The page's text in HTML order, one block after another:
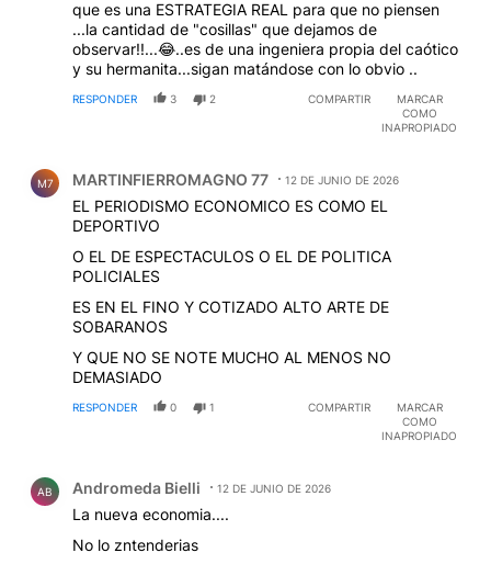
que es una ESTRATEGIA REAL para que no piensen
...la cantidad de "cosillas" que dejamos de
observar!!...😂..es de una ingeniera propia del caótico
y su hermanita...sigan matándose con lo obvio ..
RESPONDER 3 2 COMPARTIR
MARCAR
COMO
INAPROPIADO
M7 MARTINFIERROMAGNO 77 12 DE JUNIO DE 2026
EL PERIODISMO ECONOMICO ES COMO EL
DEPORTIVO
O EL DE ESPECTACULOS O EL DE POLITICA
POLICIALES
ES EN EL FINO Y COTIZADO ALTO ARTE DE
SOBARANOS
Y QUE NO SE NOTE MUCHO AL MENOS NO
DEMASIADO
RESPONDER 0 1 COMPARTIR
MARCAR
COMO
INAPROPIADO
AB Andromeda Bielli 12 DE JUNIO DE 2026
La nueva economia....
No lo zntenderias